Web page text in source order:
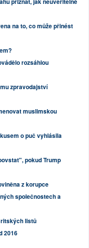
na to, co může přinést
rozsáhlou
zpravodajství
muslimskou
o puč vyhlásila
pokud Trump
z korupce
společnostech a
listů
2016